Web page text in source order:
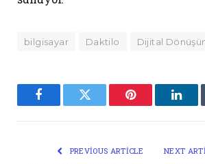
bilgisayar Daktilo Dijital
FacebookTwitter Pinterest
PREVIOUS ARTICLE NEXT